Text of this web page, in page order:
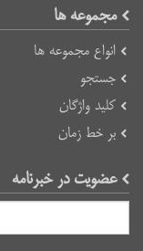
مجموعه ها
انواع مجموعه ها
جستجو
کلید واژگان
بر خط زمان
عضویت در خبرنامه